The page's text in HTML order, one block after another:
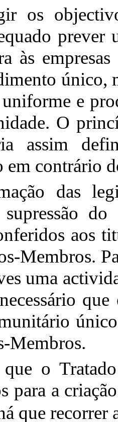
os
às
único,
e
O
assim
em contrário
das
aos
Membros.
uma
Membros.
o
para a
que recorrer